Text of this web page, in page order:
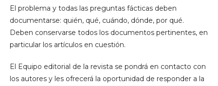
El problema y todas las preguntas fácticas deben
documentarse: quién, qué, cuándo, dónde, por qué.
Deben conservarse todos los documentos pertinentes, en
particular los artículos en cuestión.
El Equipo editorial de la revista se pondrá en contacto con
los autores y les ofrecerá la oportunidad de responder a la